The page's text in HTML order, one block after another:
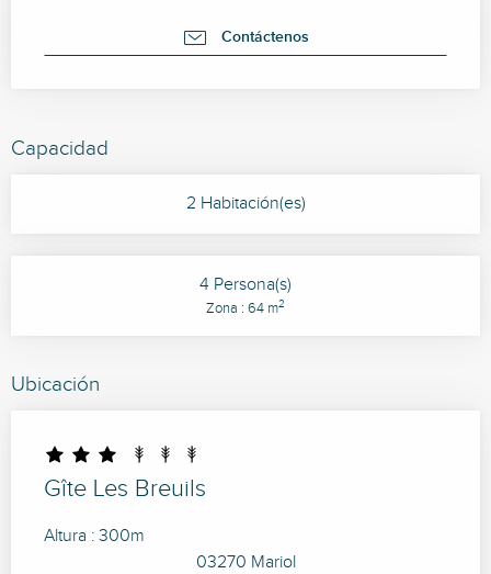
Contáctenos
Capacidad
2 Habitación(es)
4 Persona(s)
Zona : 64 m2
Ubicación
Gîte Les Breuils
Altura : 300m
03270 Mariol